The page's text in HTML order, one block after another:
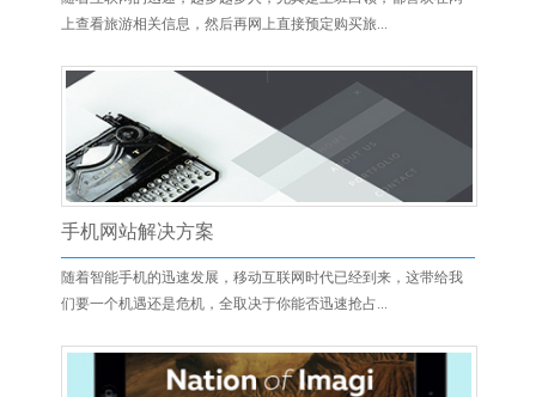
上查看旅游相关信息，然后再网上直接预定购买旅...
手机网站解决方案
随着智能手机的迅速发展，移动互联网时代已经到来，这带给我
们要一个机遇还是危机，全取决于你能否迅速抢占...